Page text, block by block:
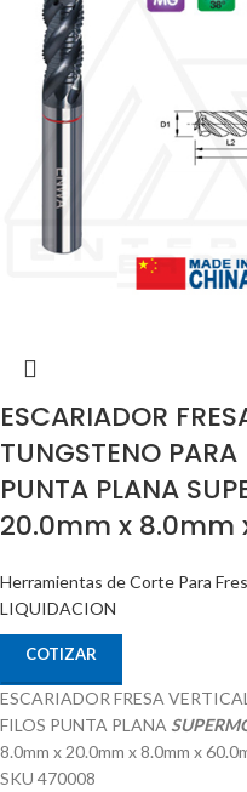
ESCARIADOR
TUNGSTENO PARA
PUNTA PLANA
20.0mm x 8.0mm
Herramientas de Corte Para
LIQUIDACION
COTIZAR
ESCARIADOR FRESA
FILOS PUNTA PLANA
8.0mm x 20.0mm x 8.0mm x
SKU 470008